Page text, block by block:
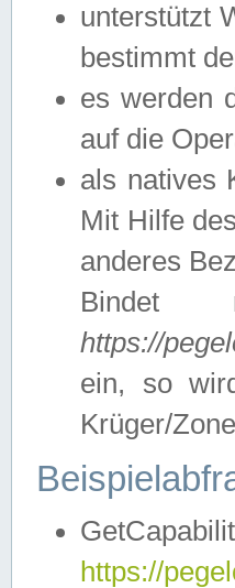
unterstützt
bestimmt
es werden
auf die
als natives
Mit Hilfe
anderes
Bindet
https://
ein, so
Krüger/
https://